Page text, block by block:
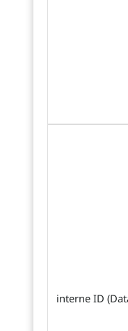
interne ID